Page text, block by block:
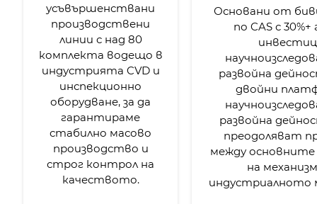
усъвършенствани
производствени
линии с над 80
комплекта водещо в
индустрията CVD и
инспекционно
оборудване, за да
гарантираме
стабилно масово
производство и
строг контрол на
качеството.
Основани от
по CAS с
развойна
двойни
развойна
преодоляват
между основните
на
индустриалното